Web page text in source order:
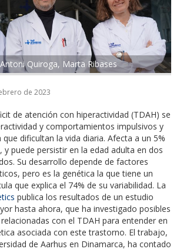
Quiroga, Marta Ribases
de 2023
de atención con hiperactividad (TDAH) se
y comportamientos impulsivos y
dificultan la vida diaria. Afecta a un 5%
y puede persistir en la edad adulta en dos
Su desarrollo depende de factores
pero es la genética la que tiene un
que explica el 74% de su variabilidad. La
publica los resultados de un estudio
hasta ahora, que ha investigado posibles
con el TDAH para entender en
asociada con este trastorno. El trabajo,
de Aarhus en Dinamarca, ha contado